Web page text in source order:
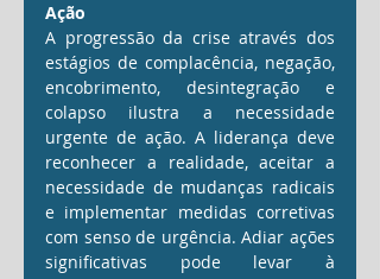
Ação
A progressão da crise através dos
estágios de complacência, negação,
encobrimento, desintegração e
colapso ilustra a necessidade
urgente de ação. A liderança deve
reconhecer a realidade, aceitar a
necessidade de mudanças radicais
e implementar medidas corretivas
com senso de urgência. Adiar ações
significativas pode levar à